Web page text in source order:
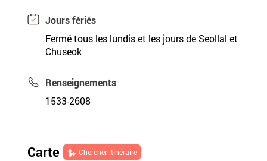
Jours fériés
Fermé tous les lundis et les jours de Seollal et
Chuseok
Renseignements
1533-2608
Carte Chercher itinéraire